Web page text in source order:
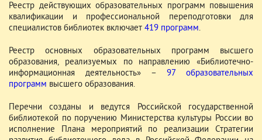
Реестр действующих образовательных программ повышения
квалификации и профессиональной переподготовки для
специалистов библиотек включает 419 программ.
Реестр основных образовательных программ высшего
образования, реализуемых по направлению «Библиотечно-
информационная деятельность» –97 образовательных
программ высшего образования.
Перечни созданы и ведутся Российской государственной
библиотекой по поручению Министерства культуры России во
исполнение Плана мероприятий по реализации Стратегии